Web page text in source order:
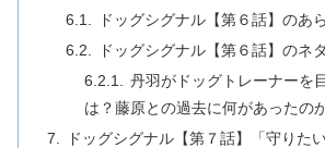
ドッグシグナル【第６話】のあ
ドッグシグナル【第６話】のネ
丹羽がドッグトレーナーを
は？藤原との過去に何があったの
ドッグシグナル【第７話】「守りた